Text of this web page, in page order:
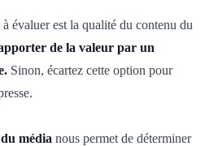
évaluer est la qualité du contenu du
de la valeur par un
Sinon, écartez cette option pour
média nous permet de déterminer